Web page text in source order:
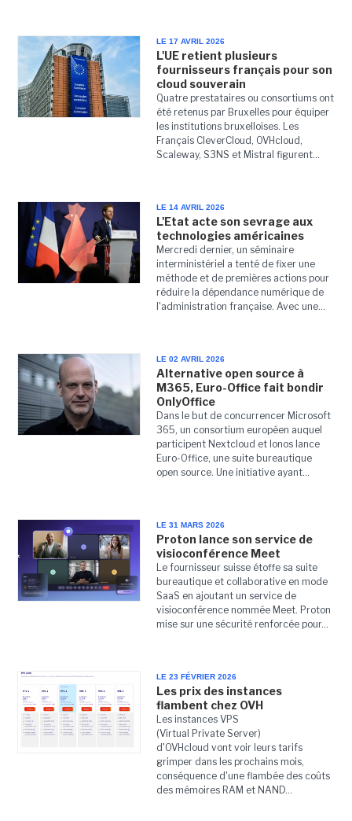
LE 17 AVRIL 2026
L'UE retient plusieurs
fournisseurs français pour son
cloud souverain
Quatre prestataires ou consortiums ont
été retenus par Bruxelles pour équiper
les institutions bruxelloises. Les
Français CleverCloud, OVHcloud,
Scaleway, S3NS et Mistral figurent...
LE 14 AVRIL 2026
L'Etat acte son sevrage aux
technologies américaines
Mercredi dernier, un séminaire
interministériel a tenté de fixer une
méthode et de premières actions pour
réduire la dépendance numérique de
l'administration française. Avec une...
LE 02 AVRIL 2026
Alternative open source à
M365, Euro-Office fait bondir
OnlyOffice
Dans le but de concurrencer Microsoft
365, un consortium européen auquel
participent Nextcloud et Ionos lance
Euro-Office, une suite bureautique
open source. Une initiative ayant...
LE 31 MARS 2026
Proton lance son service de
visioconférence Meet
Le fournisseur suisse étoffe sa suite
bureautique et collaborative en mode
SaaS en ajoutant un service de
visioconférence nommée Meet. Proton
mise sur une sécurité renforcée pour...
LE 23 FÉVRIER 2026
Les prix des instances
flambent chez OVH
Les instances VPS
(Virtual Private Server)
d'OVHcloud vont voir leurs tarifs
grimper dans les prochains mois,
conséquence d'une flambée des coûts
des mémoires RAM et NAND...